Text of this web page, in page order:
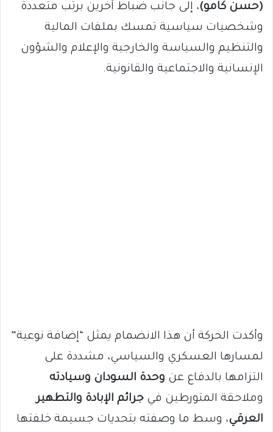
(حسن كامو)، إلى جانب ضباط آخرين برتب متعددة
وشخصيات سياسية تمسك بملفات المالية
والتنظيم والسياسة والخارجية والإعلام والشؤون
الإنسانية والاجتماعية والقانونية.
وأكدت الحركة أن هذا الانضمام يمثل “إضافة نوعية”
لمسارها العسكري والسياسي، مشددة على
التزامها بالدفاع عن وحدة السودان وسيادته
وملاحقة المتورطين في جرائم الإبادة والتطهير
العرقي، وسط ما وصفته بتحديات جسيمة خلفتها